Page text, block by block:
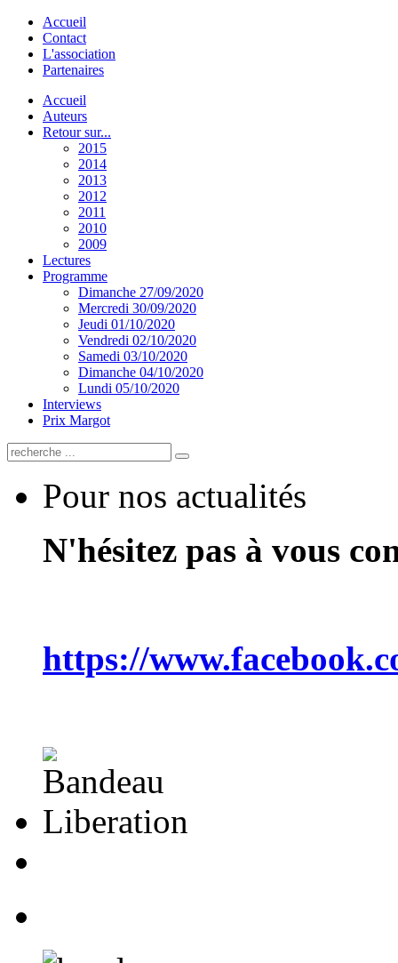
Accueil
Contact
L'association
Partenaires
Accueil
Auteurs
Retour sur...
2015
2014
2013
2012
2011
2010
2009
Lectures
Programme
Dimanche 27/09/2020
Mercredi 30/09/2020
Jeudi 01/10/2020
Vendredi 02/10/2020
Samedi 03/10/2020
Dimanche 04/10/2020
Lundi 05/10/2020
Interviews
Prix Margot
Pour nos actualités
N'hésitez pas à vous
https://